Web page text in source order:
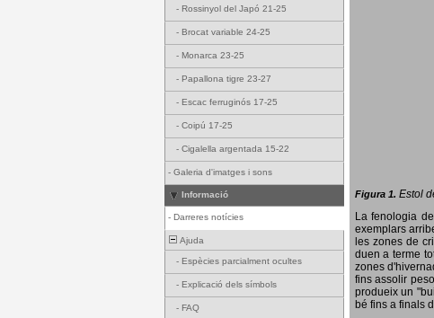
- Rossinyol del Japó 21-25
- Brocat variable 24-25
- Monarca 23-25
- Papallona tigre 23-27
- Escac ferruginós 17-25
- Coipú 17-25
- Cigalella argentada 15-22
- Galeria d'imatges i sons
Informació
- Darreres notícies
Ajuda
- Espècies parcialment ocultes
- Explicació dels símbols
- FAQ
Figura 1. Estol
La fenologia
exemplars
les zones de
duen a terme
zones
fins assolir
produeix un
bé fins a finals